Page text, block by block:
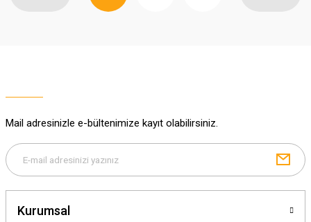
Mail adresinizle e-bültenimize kayıt olabilirsiniz.
Kurumsal